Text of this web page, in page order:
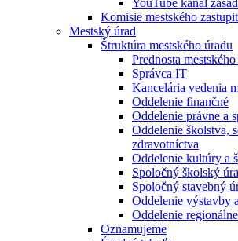
YouTube kanál
Komisie mestského
Mestský úrad
Štruktúra mestského úradu
Prednosta
Správca IT
Kancelária vedenia
Oddelenie finančné
Oddelenie právne a
Oddelenie školstva,
zdravotníctva
Oddelenie kultúry a
Spoločný školský
Spoločný stavebný
Oddelenie výstavby
Oddelenie
Oznamujeme